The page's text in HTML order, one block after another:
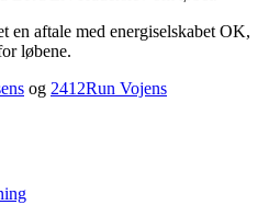
en aftale med energiselskabet OK,
løbene.
og 2412Run Vojens